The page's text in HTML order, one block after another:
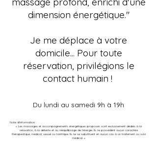
dimension énergétique."
Je me déplace à votre
domicile... Pour toute
réservation, privilégions le
contact humain !
Du lundi au samedi 9h à 19h
Note d'information :
« Les massages et accompagnements énergétiques proposés sont exclusivement dédiés à la
relaxation, à la détente et au rééquilibrage de l'énergie. Ils ne possèdent aucun caractère
thérapeutique, médical, sexuel ou tantrique. Ils ne se substituent en aucun cas à un traitement ou suivi
médical. »